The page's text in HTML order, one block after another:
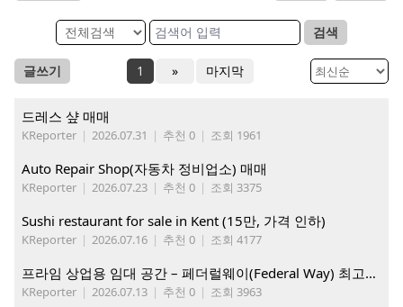
검색
글쓰기 1 » 마지막
드레스 샾 매매
KReporter | 2026.07.31 | 추천 0 | 조회 1961
Auto Repair Shop(자동차 정비업소) 매매
KReporter | 2026.07.23 | 추천 0 | 조회 3375
Sushi restaurant for sale in Kent (15만, 가격 인하)
KReporter | 2026.07.16 | 추천 0 | 조회 4177
프라임 상업용 임대 공간 – 페더럴웨이(Federal Way) 최고의 가시성 입지
KReporter | 2026.07.13 | 추천 0 | 조회 3963